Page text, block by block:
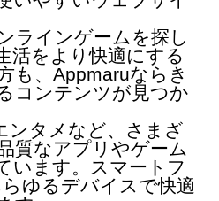
ラインゲームを探し
活をより快適にする
も、Appmaruならき
コンテンツが見つか
ンタメなど、さまざ
質なアプリやゲーム
います。スマートフ
ゆるデバイスで快適